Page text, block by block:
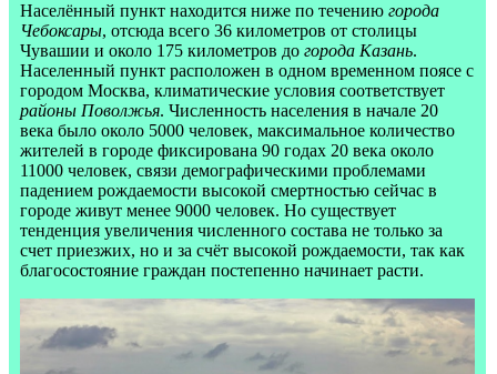
Населённый пункт находится ниже по течению города
Чебоксары, отсюда всего 36 километров от столицы
Чувашии и около 175 километров до города Казань.
Населенный пункт расположен в одном временном поясе с
городом Москва, климатические условия соответствует
районы Поволжья. Численность населения в начале 20
века было около 5000 человек, максимальное количество
жителей в городе фиксирована 90 годах 20 века около
11000 человек, связи демографическими проблемами
падением рождаемости высокой смертностью сейчас в
городе живут менее 9000 человек. Но существует
тенденция увеличения численного состава не только за
счет приезжих, но и за счёт высокой рождаемости, так как
благосостояние граждан постепенно начинает расти.